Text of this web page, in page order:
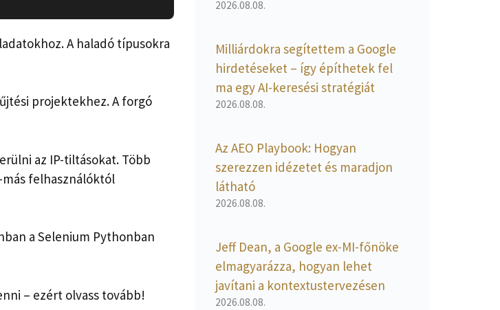
A haladó típusokra
projektekhez. A forgó
az IP-tiltásokat. Több
felhasználóktól
a Selenium Pythonban
– ezért olvass tovább!
2026.08.08.
Milliárdokra segítettem a Google
hirdetéseket – így építhetek fel
ma egy AI-keresési stratégiát
2026.08.08.
Az AEO Playbook: Hogyan
szerezzen idézetet és maradjon
látható
2026.08.08.
Jeff Dean, a Google ex-MI-főnöke
elmagyarázza, hogyan lehet
javítani a kontextustervezésen
2026.08.08.